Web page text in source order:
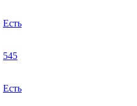
Есть
545
Есть